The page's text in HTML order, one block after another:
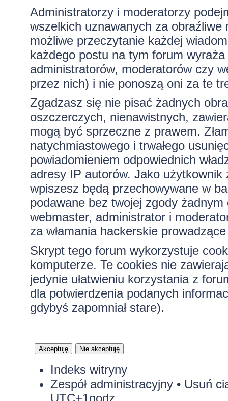
Administratorzy i moderatorzy
wszelkich uznawanych za obraźliwe
możliwe przeczytanie każdej
każdego postu na tym forum
administratorów, moderatorów czy
przez nich) i nie ponoszą oni za te
Zgadzasz się nie pisać żadnych
oszczerczych, nienawistnych,
mogą być sprzeczne z prawem.
natychmiastowego i trwałego
powiadomieniem odpowiednich
adresy IP autorów. Jako
wpiszesz będą przechowywane w
podawane bez twojej zgody
webmaster, administrator i
za włamania hackerskie
Skrypt tego forum wykorzystuje
komputerze. Te cookies nie
jedynie ułatwieniu korzystania z
dla potwierdzenia podanych
gdybyś zapomniał stare).
Indeks witryny
Zespół administracyjny• Usuń
UTC+1godz.